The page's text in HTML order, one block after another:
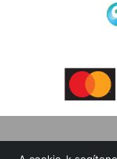
© Dunakor